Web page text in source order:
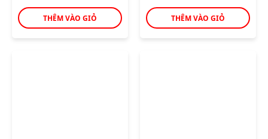
THÊM VÀO GIỎ THÊM VÀO GIỎ